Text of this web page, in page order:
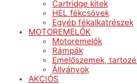
Cartridge kitek
HEL fékcsövek
Egyéb fékalkatrészek
MOTOREMELŐK
Motoremelők
Rámpák
Emelőszemek,
Állványok
AKCIÓS